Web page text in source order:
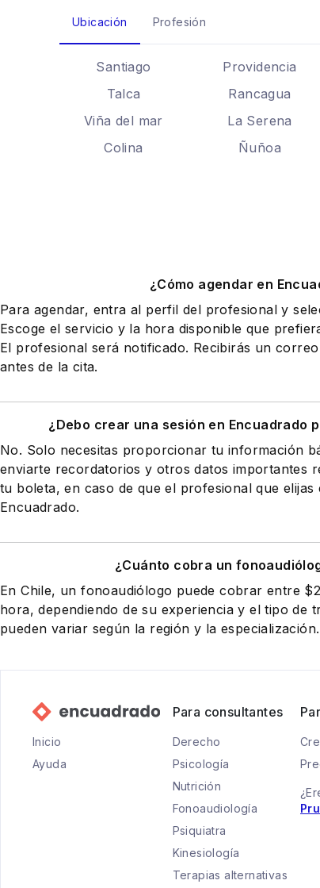
Ubicación Profesión
Santiago Providencia
Talca
Rancagua
Viña del mar
La Serena
Colina
Ñuñoa
¿Cómo agendar en
Para agendar, entra al perfil del profesional y
Escoge el servicio y la hora disponible que
El profesional será notificado. Recibirás un
antes de la cita.
¿Debo crear una sesión en Encuadrado
No. Solo necesitas proporcionar tu información
enviarte recordatorios y otros datos importantes
tu boleta, en caso de que el profesional que elijas
Encuadrado.
¿Cuánto cobra un
En Chile, un fonoaudiólogo puede cobrar entre
hora, dependiendo de su experiencia y el tipo de
pueden variar según la región y la especialización.
Inicio
Ayuda
Para consultantes
Derecho
Psicología
Nutrición
Fonoaudiología
Psiquiatra
Kinesiología
Terapias alternativas